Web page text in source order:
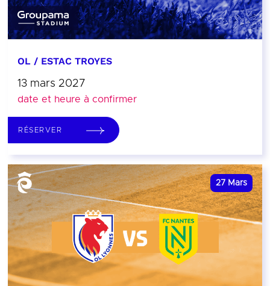
OL / ESTAC TROYES
13 mars 2027
date et heure à confirmer
RÉSERVER
27 Mars